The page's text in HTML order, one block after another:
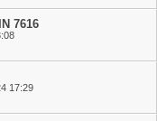
7616
17:29